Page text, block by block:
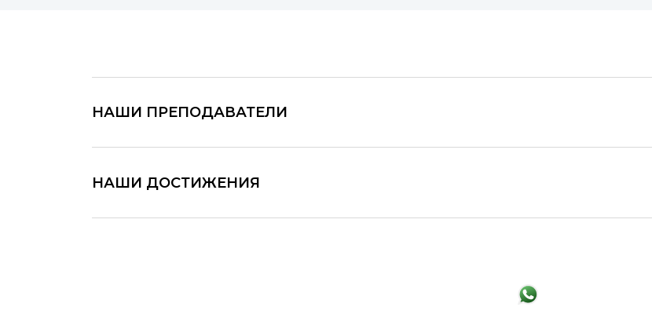
НАШИ ПРЕПОДАВАТЕЛИ
НАШИ ДОСТИЖЕНИЯ